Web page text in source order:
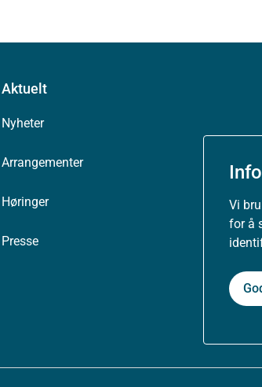
Vi
for å
Aktuelt
Nyheter
Arrangementer
Høringer
Presse